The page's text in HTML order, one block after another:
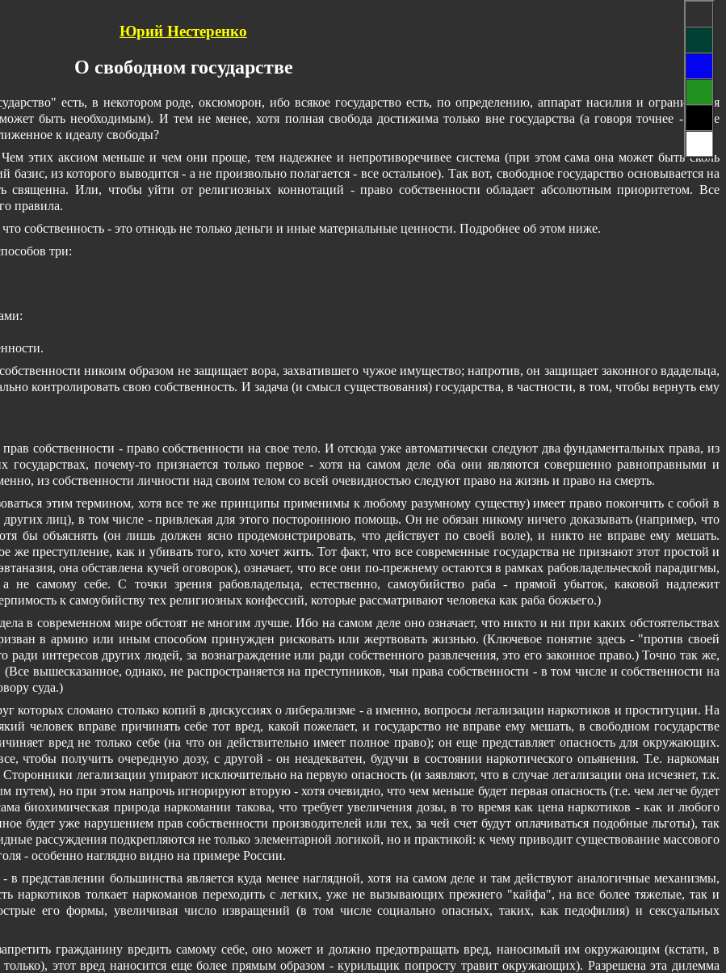
Юрий Нестеренко
О свободном государстве
есть, в некотором роде, оксюморон, ибо всякое государство есть, по определению, аппарат насилия и ограничения
быть необходимым). И тем не менее, хотя полная свобода достижима только вне государства (а говоря точнее - и вне
к идеалу свободы?
этих аксиом меньше и чем они проще, тем надежнее и непротиворечивее система (при этом сама она может быть сколь
из которого выводится - а не произвольно полагается - все остальное). Так вот, свободное государство основывается на
священна. Или, чтобы уйти от религиозных коннотаций - право собственности обладает абсолютным приоритетом. Все
правила.
собственность - это отнюдь не только деньги и иные материальные ценности. Подробнее об этом ниже.
три:
никоим образом не защищает вора, захватившего чужое имущество; напротив, он защищает законного вдадельца,
контролировать свою собственность. И задача (и смысл существования) государства, в частности, в том, чтобы вернуть ему
собственности - право собственности на свое тело. И отсюда уже автоматически следуют два фундаментальных права, из
почему-то признается только первое - хотя на самом деле оба они являются совершенно равноправными и
из собственности личности над своим телом со всей очевидностью следуют право на жизнь и право на смерть.
этим термином, хотя все те же принципы применимы к любому разумному существу) имеет право покончить с собой в
лиц), в том числе - привлекая для этого постороннюю помощь. Он не обязан никому ничего доказывать (например, что
бы объяснять (он лишь должен ясно продемонстрировать, что действует по своей воле), и никто не вправе ему мешать.
же преступление, как и убивать того, кто хочет жить. Тот факт, что все современные государства не признают этот простой и
она обставлена кучей оговорок), означает, что все они по-прежнему остаются в рамках рабовладельческой парадигмы,
не самому себе. С точки зрения рабовладельца, естественно, самоубийство раба - прямой убыток, каковой надлежит
к самоубийству тех религиозных конфессий, которые рассматривают человека как раба божьего.)
в современном мире обстоят не многим лучше. Ибо на самом деле оно означает, что никто и ни при каких обстоятельствах
в армию или иным способом принужден рисковать или жертвовать жизнью. (Ключевое понятие здесь - "против своей
ради интересов других людей, за вознаграждение или ради собственного развлечения, это его законное право.) Точно так же,
вышесказанное, однако, не распространяется на преступников, чьи права собственности - в том числе и собственности на
суда.)
которых сломано столько копий в дискуссиях о либерализме - а именно, вопросы легализации наркотиков и проституции. На
человек вправе причинять себе тот вред, какой пожелает, и государство не вправе ему мешать, в свободном государстве
вред не только себе (на что он действительно имеет полное право); он еще представляет опасность для окружающих.
чтобы получить очередную дозу, с другой - он неадекватен, будучи в состоянии наркотического опьянения. Т.е. наркоман
легализации упирают исключительно на первую опасность (и заявляют, что в случае легализации она исчезнет, т.к.
но при этом напрочь игнорируют вторую - хотя очевидно, что чем меньше будет первая опасность (т.е. чем легче будет
биохимическая природа наркомании такова, что требует увеличения дозы, в то время как цена наркотиков - как и любого
будет уже нарушением прав собственности производителей или тех, за чей счет будут оплачиваться подобные льготы), так
рассуждения подкрепляются не только элементарной логикой, но и практикой: к чему приводит существование массового
- особенно наглядно видно на примере России.
представлении большинства является куда менее наглядной, хотя на самом деле и там действуют аналогичные механизмы,
наркотиков толкает наркоманов переходить с легких, уже не вызывающих прежнего "кайфа", на все более тяжелые, так и
его формы, увеличивая число извращений (в том числе социально опасных, таких, как педофилия) и сексуальных
гражданину вредить самому себе, оно может и должно предотвращать вред, наносимый им окружающим (кстати, в
этот вред наносится еще более прямым образом - курильщик попросту травит окружающих). Разрешена эта дилемма